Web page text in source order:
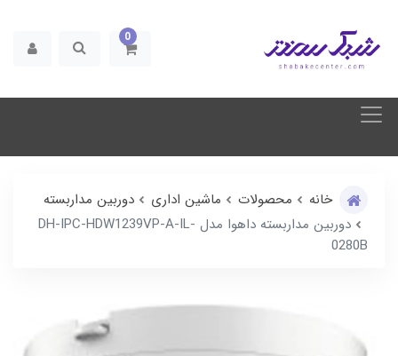
0
خانه محصولات ماشین اداری
دوربین مداربسته
دوربین مداربسته داهوا مدل DH-IPC-HDW1239VP-A-IL-
0280B